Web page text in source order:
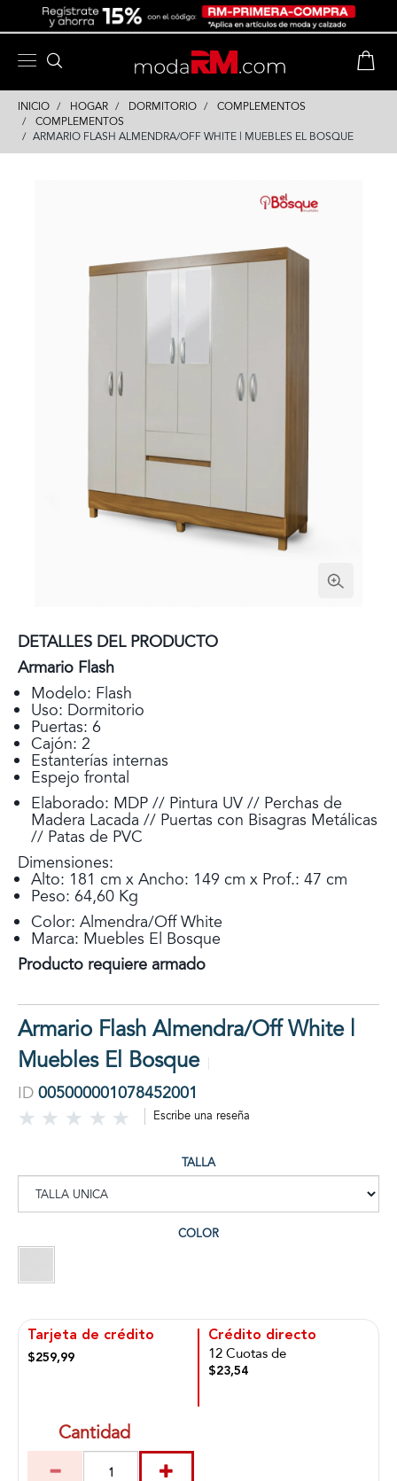
INICIO HOGAR DORMITORIO
COMPLEMENTOS
COMPLEMENTOS
ARMARIO FLASH ALMENDRA/OFF WHITE | MUEBLES EL BOSQUE
DETALLES DEL PRODUCTO
Armario Flash
Modelo: Flash
Uso: Dormitorio
Puertas: 6
Cajón: 2
Estanterías internas
Espejo frontal
Elaborado: MDP // Pintura UV // Perchas de
Madera Lacada // Puertas con Bisagras Metálicas
// Patas de PVC
Dimensiones:
Alto: 181 cm x Ancho: 149 cm x Prof.: 47 cm
Peso: 64,60 Kg
Color: Almendra/Off White
Marca: Muebles El Bosque
Producto requiere armado
Armario Flash Almendra/Off White |
Muebles El Bosque
ID 005000001078452001
Escribe una reseña
TALLA
COLOR
Tarjeta de crédito
$259,99
Crédito directo
12 Cuotas de
$23,54
Cantidad